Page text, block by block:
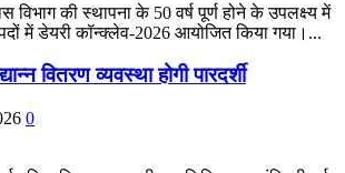
की स्थापना के 50 वर्ष पूर्ण होने के उपलक्ष्य में
में डेयरी कॉन्क्लेव-2026 आयोजित किया गया।...
वितरण व्यवस्था होगी पारदर्शी
0